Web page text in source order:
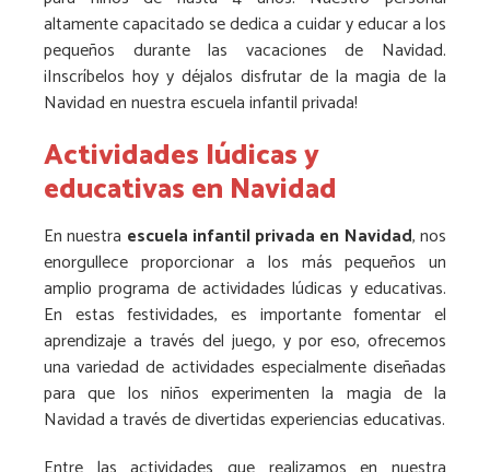
altamente capacitado se dedica a cuidar y educar a los
pequeños durante las vacaciones de Navidad.
¡Inscríbelos hoy y déjalos disfrutar de la magia de la
Navidad en nuestra escuela infantil privada!
Actividades lúdicas y
educativas en Navidad
En nuestra escuela infantil privada en Navidad, nos
enorgullece proporcionar a los más pequeños un
amplio programa de actividades lúdicas y educativas.
En estas festividades, es importante fomentar el
aprendizaje a través del juego, y por eso, ofrecemos
una variedad de actividades especialmente diseñadas
para que los niños experimenten la magia de la
Navidad a través de divertidas experiencias educativas.